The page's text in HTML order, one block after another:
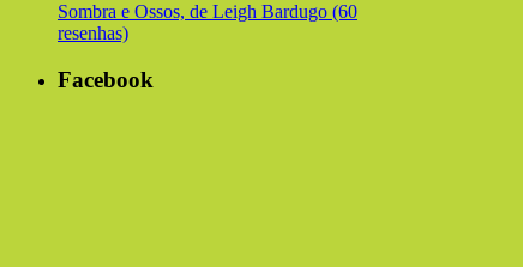
Sombra e Ossos, de Leigh Bardugo (60
resenhas)
Facebook